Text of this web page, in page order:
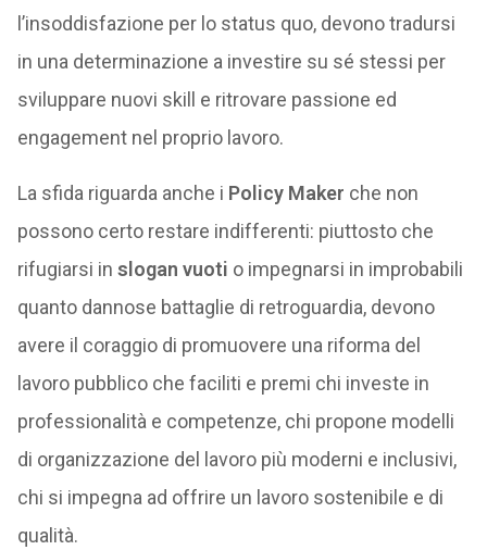
l’insoddisfazione per lo status quo, devono tradursi
in una determinazione a investire su sé stessi per
sviluppare nuovi skill e ritrovare passione ed
engagement nel proprio lavoro.
La sfida riguarda anche i Policy Maker che non
possono certo restare indifferenti: piuttosto che
rifugiarsi in slogan vuoti o impegnarsi in improbabili
quanto dannose battaglie di retroguardia, devono
avere il coraggio di promuovere una riforma del
lavoro pubblico che faciliti e premi chi investe in
professionalità e competenze, chi propone modelli
di organizzazione del lavoro più moderni e inclusivi,
chi si impegna ad offrire un lavoro sostenibile e di
qualità.